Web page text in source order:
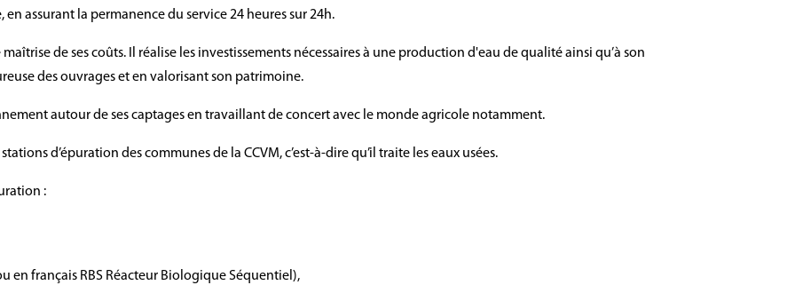
assurant la permanence du service 24 heures sur 24h.
de ses coûts. Il réalise les investissements nécessaires à une production d'eau de qualité ainsi qu’à son
des ouvrages et en valorisant son patrimoine.
autour de ses captages en travaillant de concert avec le monde agricole notamment.
d’épuration des communes de la CCVM, c’est-à-dire qu’il traite les eaux usées.
:
en français RBS Réacteur Biologique Séquentiel),